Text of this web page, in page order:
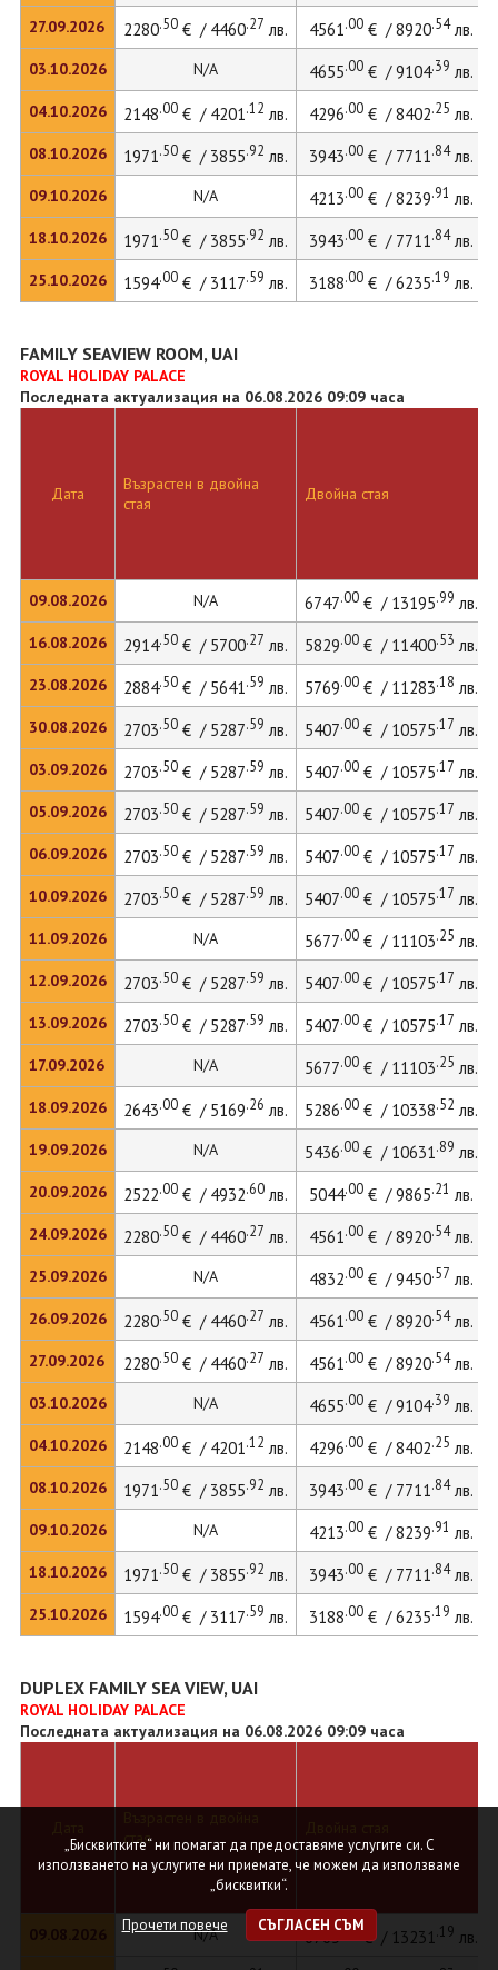
27.09.2026
03.10.2026
04.10.2026
08.10.2026
09.10.2026
18.10.2026
25.10.2026
2280.50€ / 4460.27 лв. 4561.00€ / 8920.54лв.
N/A 4655.00€ / 9104.39 лв.
2148.00€ / 4201.12 лв. 4296.00€ / 8402.25 лв.
1971.50€ / 3855.92 лв. 3943.00€ / 7711.84лв.
N/A 4213.00€ / 8239.91 лв.
1971.50€ / 3855.92 лв. 3943.00€ / 7711.84лв.
1594.00€ / 3117.59 лв. 3188.00€ / 6235.19 лв.
FAMILY SEAVIEW ROOM, UAI
ROYAL HOLIDAY PALACE
Последната актуализация на 06.08.2026 09:09 часа
Дата
09.08.2026
16.08.2026
23.08.2026
30.08.2026
03.09.2026
05.09.2026
06.09.2026
10.09.2026
11.09.2026
12.09.2026
13.09.2026
17.09.2026
18.09.2026
19.09.2026
20.09.2026
24.09.2026
25.09.2026
26.09.2026
27.09.2026
03.10.2026
04.10.2026
08.10.2026
09.10.2026
18.10.2026
25.10.2026
Възрастен в двойна
стая
Двойна стая
N/A 6747.00€ / 13195.99 лв.
2914.50€ / 5700.27 лв. 5829.00€ / 11400.53 лв.
2884.50€ / 5641.59 лв. 5769.00€ / 11283.18 лв.
2703.50€ / 5287.59 лв. 5407.00€ / 10575.17 лв.
2703.50€ / 5287.59 лв. 5407.00€ / 10575.17 лв.
2703.50€ / 5287.59 лв. 5407.00€ / 10575.17 лв.
2703.50€ / 5287.59 лв. 5407.00€ / 10575.17 лв.
2703.50€ / 5287.59 лв. 5407.00€ / 10575.17 лв.
N/A 5677.00€ / 11103.25 лв.
2703.50€ / 5287.59 лв. 5407.00€ / 10575.17 лв.
2703.50€ / 5287.59 лв. 5407.00€ / 10575.17 лв.
N/A 5677.00€ / 11103.25 лв.
2643.00€ / 5169.26 лв. 5286.00€ / 10338.52 лв.
N/A 5436.00€ / 10631.89 лв.
2522.00€ / 4932.60лв. 5044.00€ / 9865.21 лв.
2280.50€ / 4460.27 лв. 4561.00€ / 8920.54лв.
N/A 4832.00€ / 9450.57 лв.
2280.50€ / 4460.27 лв. 4561.00€ / 8920.54лв.
2280.50€ / 4460.27 лв. 4561.00€ / 8920.54лв.
N/A 4655.00€ / 9104.39 лв.
2148.00€ / 4201.12 лв. 4296.00€ / 8402.25 лв.
1971.50€ / 3855.92 лв. 3943.00€ / 7711.84лв.
N/A 4213.00€ / 8239.91 лв.
1971.50€ / 3855.92 лв. 3943.00€ / 7711.84лв.
1594.00€ / 3117.59 лв. 3188.00€ / 6235.19 лв.
DUPLEX FAMILY SEA VIEW, UAI
ROYAL HOLIDAY PALACE
Последната актуализация на 06.08.2026 09:09 часа
стая
N/A 6765.00€ / 13231.19 лв.
„Бисквитките“ ни помагат да предоставяме услугите си. С
използването на услугите ни приемате, че можем да използваме
„бисквитки“.
Прочети повече СЪГЛАСЕН СЪМ